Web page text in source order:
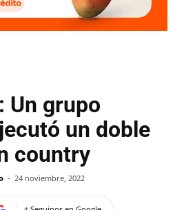
Un grupo
un doble
country
- 24 noviembre, 2022